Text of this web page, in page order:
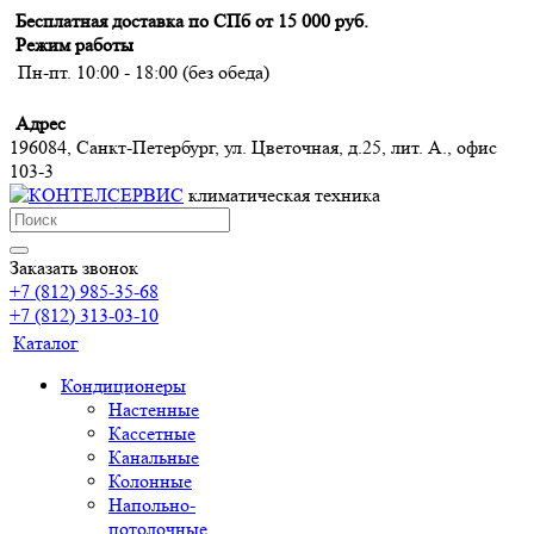
Бесплатная доставка по СПб от 15 000 руб.
Режим работы
Пн-пт. 10:00 - 18:00 (без обеда)
Адрес
196084, Санкт-Петербург, ул. Цветочная, д.25, лит. А., офис
103-3
климатическая техника
Заказать звонок
+7 (812) 985-35-68
+7 (812) 313-03-10
Каталог
Кондиционеры
Настенные
Кассетные
Канальные
Колонные
Напольно-
потолочные